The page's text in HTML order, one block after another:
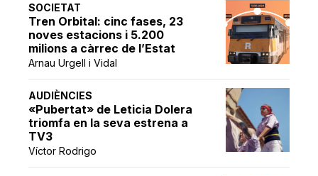
SOCIETAT
Tren Orbital: cinc fases, 23
noves estacions i 5.200
milions a càrrec de l’Estat
Arnau Urgell i Vidal
AUDIÈNCIES
«Pubertat» de Leticia Dolera
triomfa en la seva estrena a
TV3
Víctor Rodrigo